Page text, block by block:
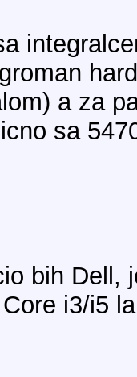
a za
sa
bih Dell,
i3/i5